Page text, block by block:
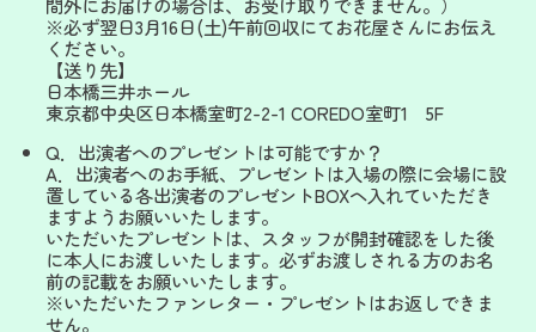
※必ず翌日3月16日(土)午前回収にてお花屋さんにお伝え
ください。
【送り先】
日本橋三井ホール
東京都中央区日本橋室町2-2-1 COREDO室町1 5F
Q．出演者へのプレゼントは可能ですか？
A．出演者へのお手紙、プレゼントは入場の際に会場に設
置している各出演者のプレゼントBOXヘ入れていただき
ますようお願いいたします。
いただいたプレゼントは、スタッフが開封確認をした後
に本人にお渡しいたします。必ずお渡しされる方のお名
前の記載をお願いいたします。
※いただいたファンレター・プレゼントはお返しできま
せん。